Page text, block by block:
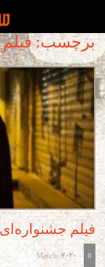
برچسب: فیلم
فیلم
-
March, 2020 0